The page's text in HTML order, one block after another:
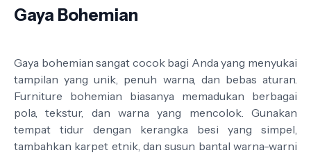
Gaya Bohemian
Gaya bohemian sangat cocok bagi Anda yang menyukai
tampilan yang unik, penuh warna, dan bebas aturan.
Furniture bohemian biasanya memadukan berbagai
pola, tekstur, dan warna yang mencolok. Gunakan
tempat tidur dengan kerangka besi yang simpel,
tambahkan karpet etnik, dan susun bantal warna-warni